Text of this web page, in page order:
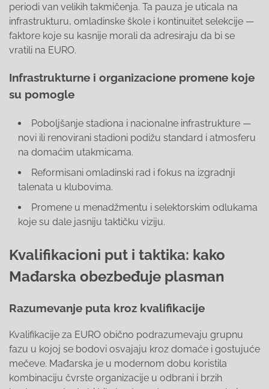
periodi van velikih takmičenja. Ta pauza je uticala na
infrastrukturu, omladinske škole i kontinuitet selekcije —
faktore koje su kasnije morali da adresiraju da bi se
vratili na EURO.
Infrastrukturne i organizacione promene koje
su pomogle
Poboljšanje stadiona i nacionalne infrastrukture —
novi ili renovirani stadioni podižu standard i atmosferu
na domaćim utakmicama.
Reformisani omladinski rad i fokus na izgradnji
talenata u klubovima.
Promene u menadžmentu i selektorskim odlukama
koje su dale jasniju taktičku viziju.
Kvalifikacioni put i taktika: kako
Mađarska obezbeđuje plasman
Razumevanje puta kroz kvalifikacije
Kvalifikacije za EURO obično podrazumevaju grupnu
fazu u kojoj se bodovi osvajaju kroz domaće i gostujuće
mečeve. Mađarska je u modernom dobu koristila
kombinaciju čvrste organizacije u odbrani i brzih